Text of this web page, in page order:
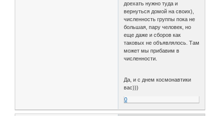
доехать нужно туда и
вернуться домой на своих),
численность группы пока не
большая, пару человек, но
еще даже и сборов как
таковых не объявлялось. Там
может мы прибавим в
численности.
Да, и с днем космонавтики
вас)))
0